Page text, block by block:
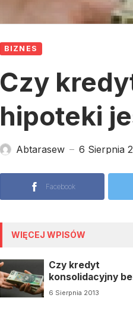
BIZNES
Czy
hipoteki
Abtarasew — 6 Sierpnia
Facebook
WIĘCEJ WPISÓW
Czy kredyt
konsolidacyjny
hipoteki jest
6 Sierpnia 2013